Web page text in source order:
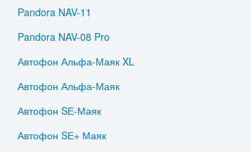
Pandora NAV-11
Pandora NAV-08 Pro
Автофон Альфа-Маяк XL
Автофон Альфа-Маяк
Автофон SЕ-Маяк
Автофон SЕ+ Маяк